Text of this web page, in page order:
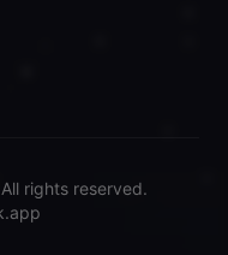
rights reserved.